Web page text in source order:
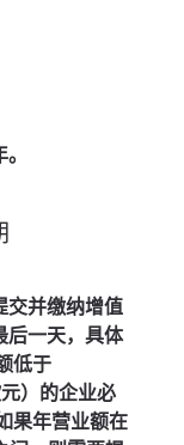
交并缴纳增值
后一天，具体
低于
）的企业必
果年营业额在